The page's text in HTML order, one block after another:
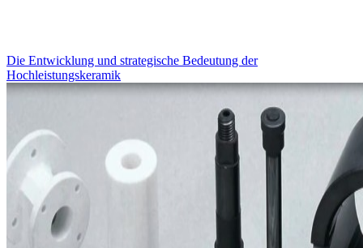
Die Entwicklung und strategische Bedeutung der
Hochleistungskeramik